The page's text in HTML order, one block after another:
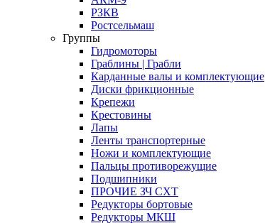
РЗКВ
Ростсельмаш
Группы
Гидромоторы
Граблины | Грабли
Карданные валы и комплектующие
Диски фрикционные
Крепежи
Крестовины
Лапы
Ленты транспортерные
Ножи и комплектующие
Пальцы противорежущие
Подшипники
ПРОЧИЕ ЗЧ СХТ
Редукторы бортовые
Редукторы МКШ